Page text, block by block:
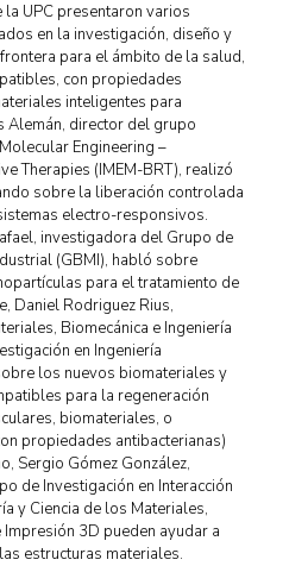
UPC presentaron varios
en la investigación, diseño y
para el ámbito de la salud,
con propiedades
inteligentes para
director del grupo
Engineering –
Therapies (IMEM-BRT), realizó
sobre la liberación controlada
electro-responsivos.
investigadora del Grupo de
(GBMI), habló sobre
para el tratamiento de
Daniel Rodriguez Rius,
Biomecánica e Ingeniería
en Ingeniería
los nuevos biomateriales y
para la regeneración
biomateriales, o
propiedades antibacterianas)
Sergio Gómez González,
de Investigación en Interacción
y Ciencia de los Materiales,
3D pueden ayudar a
estructuras materiales.